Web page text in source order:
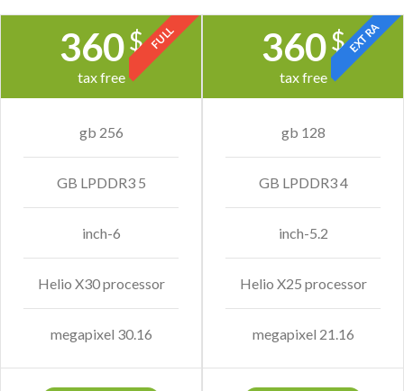
EXTRA
$
360
tax free
128 gb
4 GB LPDDR3
5.2-inch
Helio X25 processor
21.16 megapixel
FULL
$
360
tax free
256 gb
5 GB LPDDR3
6-inch
Helio X30 processor
30.16 megapixel